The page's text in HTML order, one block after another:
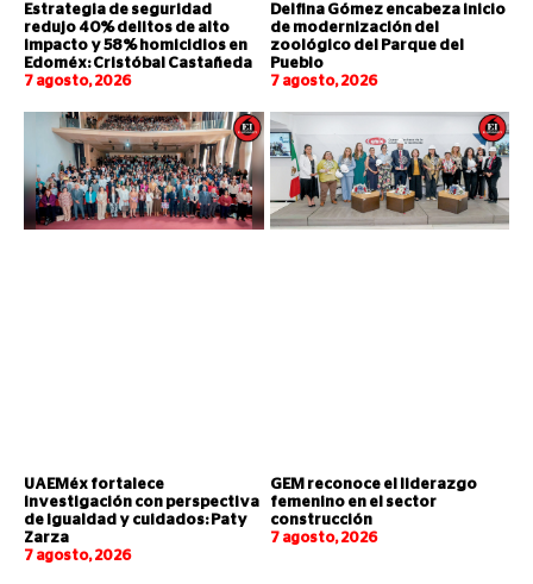
Estrategia de seguridad
redujo 40% delitos de alto
impacto y 58% homicidios en
Edoméx: Cristóbal Castañeda
7 agosto, 2026
Delfina Gómez encabeza inicio
de modernización del
zoológico del Parque del
Pueblo
7 agosto, 2026
UAEMéx fortalece
investigación con perspectiva
de igualdad y cuidados: Paty
Zarza
7 agosto, 2026
GEM reconoce el liderazgo
femenino en el sector
construcción
7 agosto, 2026